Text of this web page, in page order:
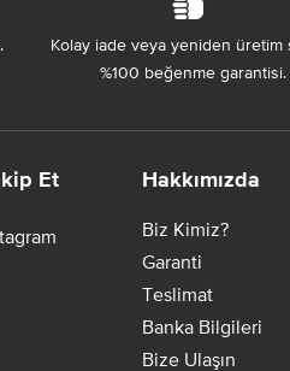
Kolay iade veya yeniden üretim
%100 beğenme garantisi.
Et Hakkımızda
Biz Kimiz?
Garanti
Teslimat
Banka Bilgileri
Bize Ulaşın